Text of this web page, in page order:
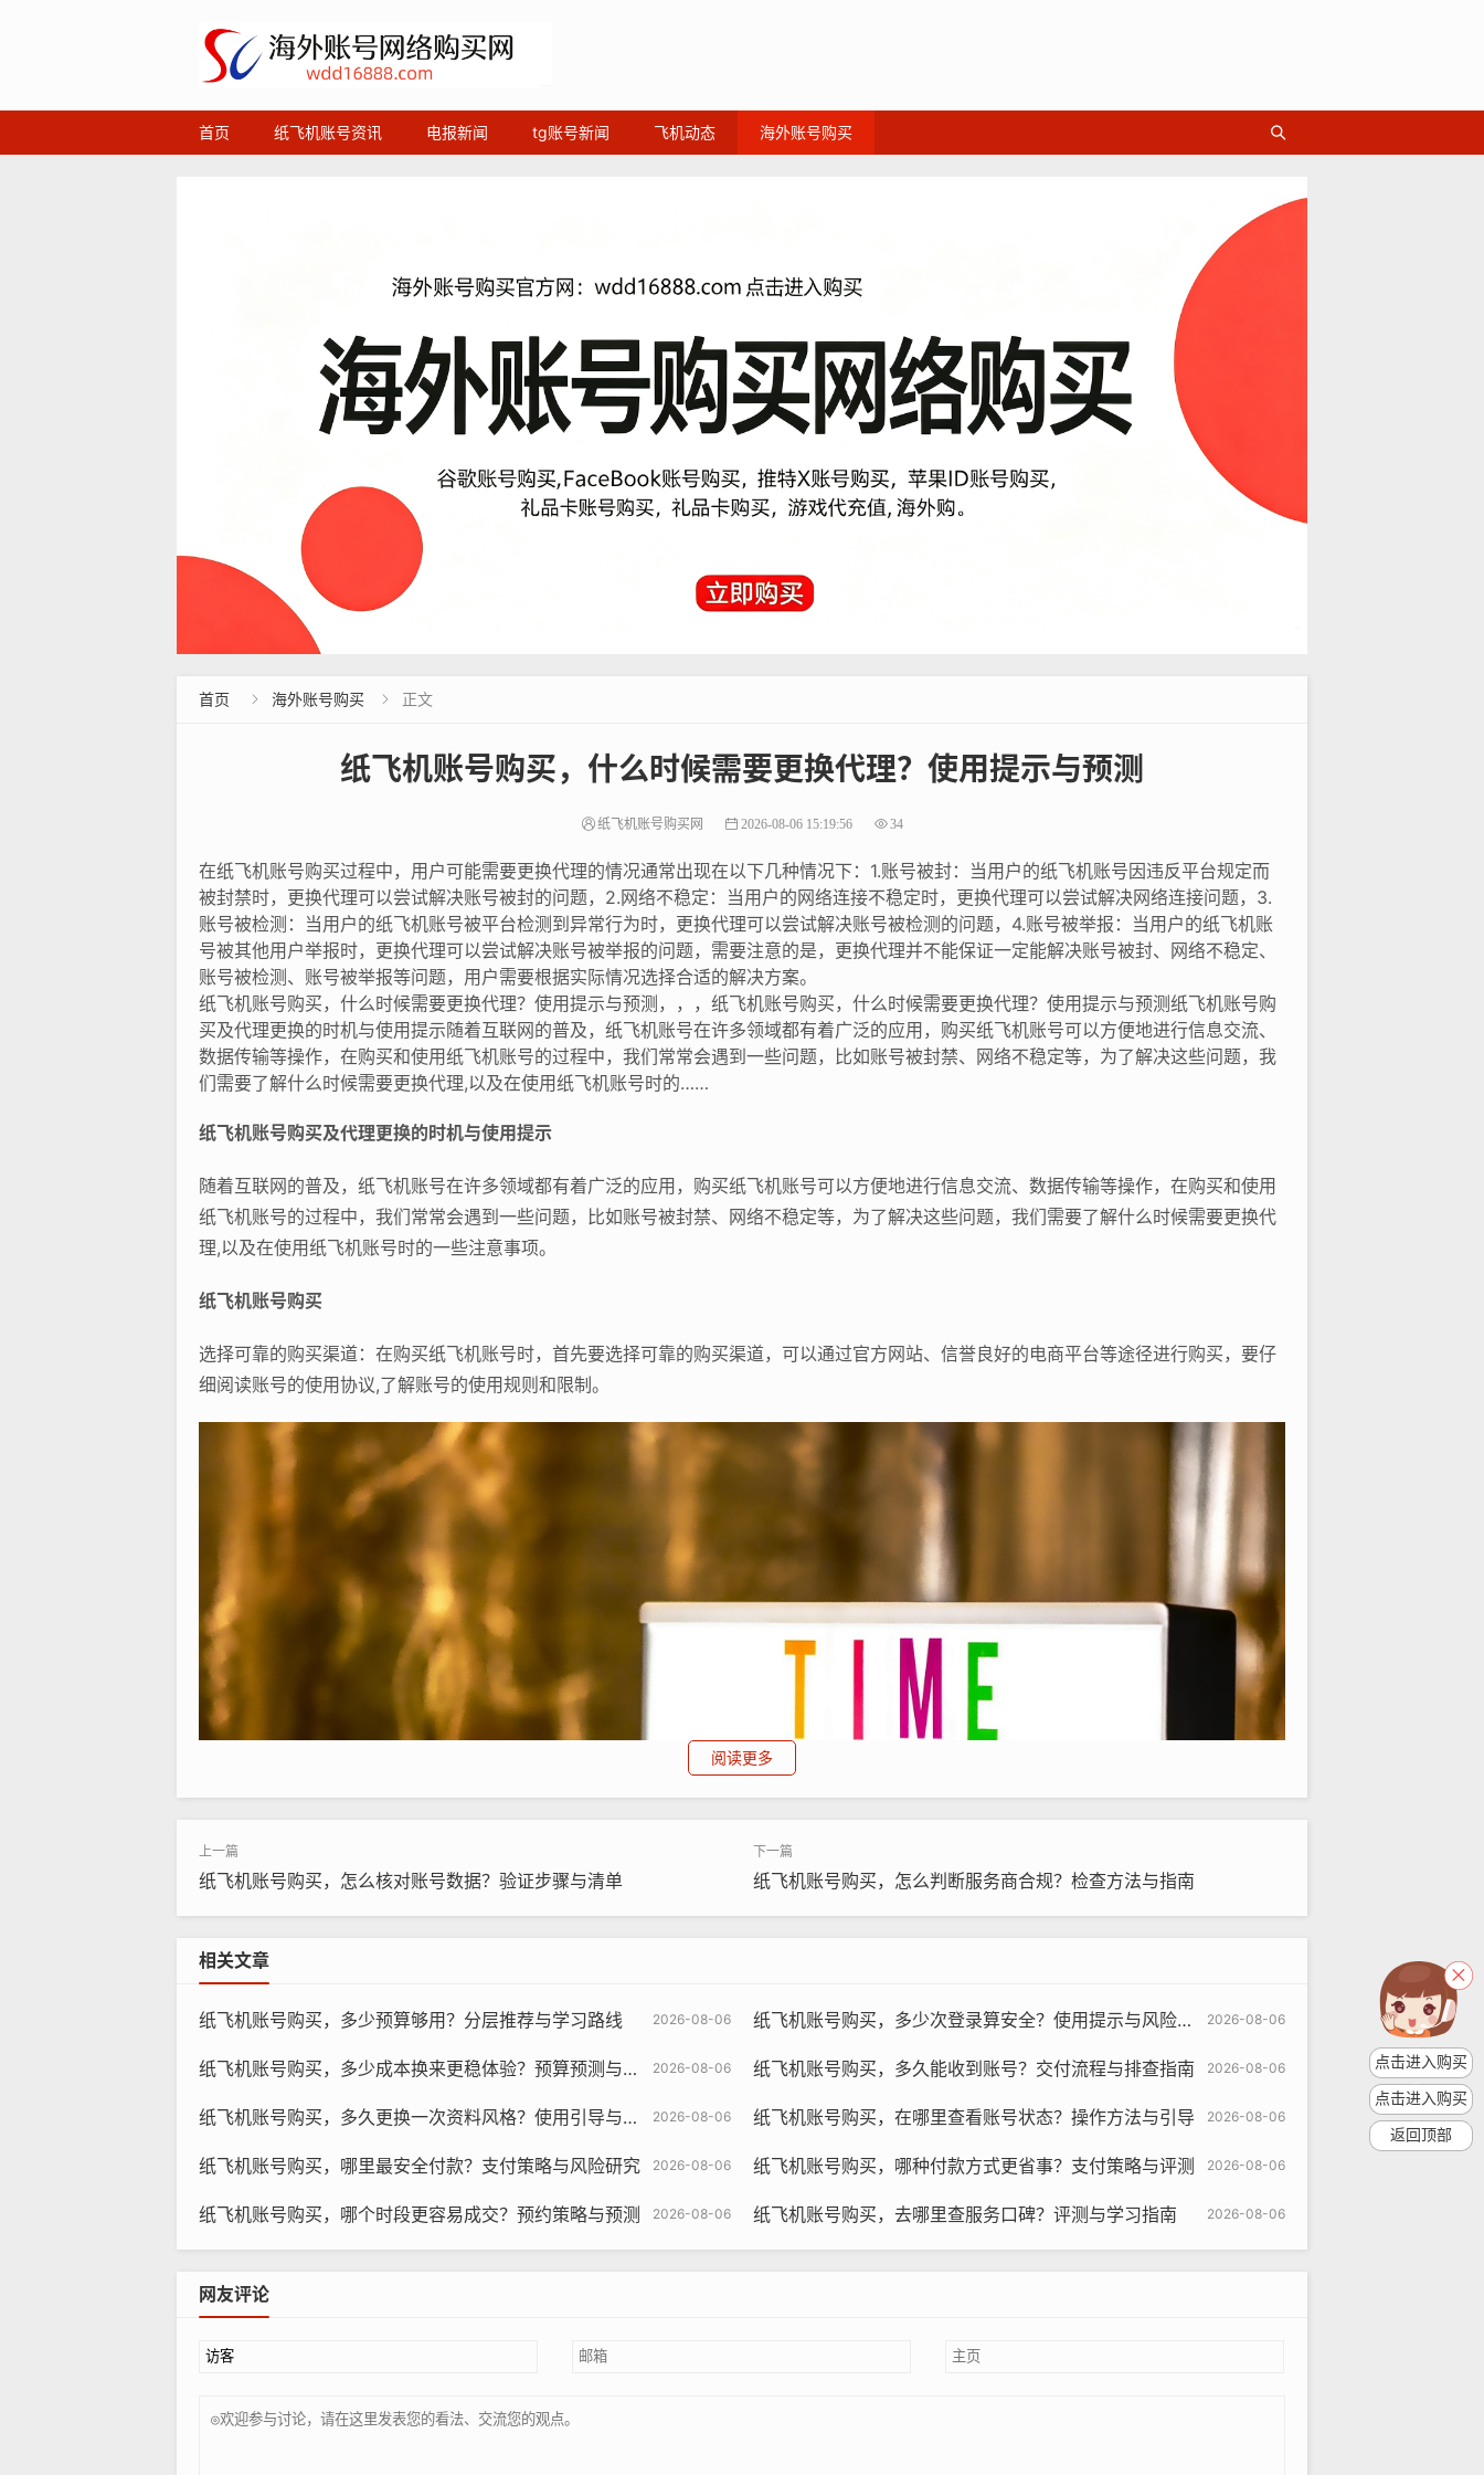
首页 纸飞机账号资讯 电报新闻 tg账号新闻 飞机动态 海外账号购买
首页  海外账号购买  正文
纸飞机账号购买，什么时候需要更换代理？使用提示与预测
纸飞机账号购买网 2026-08-06 15:19:56 34
在纸飞机账号购买过程中，用户可能需要更换代理的情况通常出现在以下几种情况下：1.账号被封：当用户的纸飞机账号因违反平台规定而
被封禁时，更换代理可以尝试解决账号被封的问题，2.网络不稳定：当用户的网络连接不稳定时，更换代理可以尝试解决网络连接问题，3.
账号被检测：当用户的纸飞机账号被平台检测到异常行为时，更换代理可以尝试解决账号被检测的问题，4.账号被举报：当用户的纸飞机账
号被其他用户举报时，更换代理可以尝试解决账号被举报的问题，需要注意的是，更换代理并不能保证一定能解决账号被封、网络不稳定、
账号被检测、账号被举报等问题，用户需要根据实际情况选择合适的解决方案。
纸飞机账号购买，什么时候需要更换代理？使用提示与预测，，，纸飞机账号购买，什么时候需要更换代理？使用提示与预测纸飞机账号购
买及代理更换的时机与使用提示随着互联网的普及，纸飞机账号在许多领域都有着广泛的应用，购买纸飞机账号可以方便地进行信息交流、
数据传输等操作，在购买和使用纸飞机账号的过程中，我们常常会遇到一些问题，比如账号被封禁、网络不稳定等，为了解决这些问题，我
们需要了解什么时候需要更换代理,以及在使用纸飞机账号时的……
纸飞机账号购买及代理更换的时机与使用提示
随着互联网的普及，纸飞机账号在许多领域都有着广泛的应用，购买纸飞机账号可以方便地进行信息交流、数据传输等操作，在购买和使用
纸飞机账号的过程中，我们常常会遇到一些问题，比如账号被封禁、网络不稳定等，为了解决这些问题，我们需要了解什么时候需要更换代
理,以及在使用纸飞机账号时的一些注意事项。
纸飞机账号购买
选择可靠的购买渠道：在购买纸飞机账号时，首先要选择可靠的购买渠道，可以通过官方网站、信誉良好的电商平台等途径进行购买，要仔
细阅读账号的使用协议,了解账号的使用规则和限制。
注意账号有效期：购买账号时，要了解账号的有效期，账号的有效期不同，价格也有所差异，如果需要长期使用账号,可以选择有效期较长的
账号。
阅读更多
纸飞机账号购买，怎么核对账号数据？验证步骤与清单 纸飞机账号购买，怎么判断服务商合规？检查方法与指南
相关文章
2026-08-06
纸飞机账号购买，多少预算够用？分层推荐与学习路线 2026-08-06
纸飞机账号购买，多少次登录算安全？使用提示与风险研究
2026-08-06
纸飞机账号购买，多少成本换来更稳体验？预算预测与推荐 2026-08-06
纸飞机账号购买，多久能收到账号？交付流程与排查指南
2026-08-06
纸飞机账号购买，多久更换一次资料风格？使用引导与指南 2026-08-06
纸飞机账号购买，在哪里查看账号状态？操作方法与引导
2026-08-06
纸飞机账号购买，哪里最安全付款？支付策略与风险研究 2026-08-06
纸飞机账号购买，哪种付款方式更省事？支付策略与评测
2026-08-06
纸飞机账号购买，哪个时段更容易成交？预约策略与预测 2026-08-06
纸飞机账号购买，去哪里查服务口碑？评测与学习指南
网友评论
点击进入购买
点击进入购买
返回顶部